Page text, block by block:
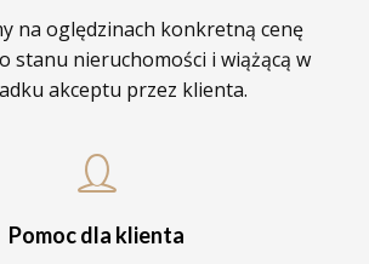
na oględzinach konkretną cenę
stanu nieruchomości i wiążącą w
akceptu przez klienta.
Pomoc dla klienta